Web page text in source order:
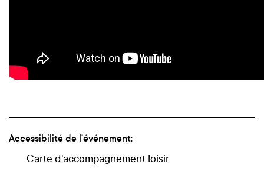
Accessibilité de l’événement:
Carte d'accompagnement loisir